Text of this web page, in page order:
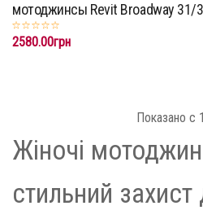
мотоджинсы Revit Broadway 31/
2580.00грн
Показано с
Жіночі
стильний захист